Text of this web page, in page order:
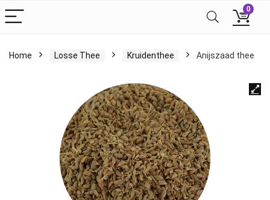
0
Home Losse Thee Kruidenthee Anijszaad thee